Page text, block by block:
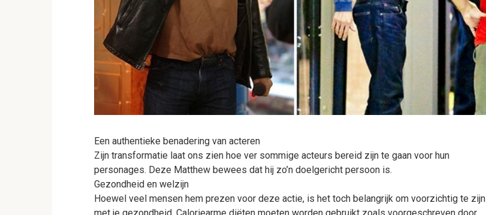
Een authentieke benadering van acteren
Zijn transformatie laat ons zien hoe ver sommige acteurs bereid zijn te gaan voor hun
personages. Deze Matthew bewees dat hij zo’n doelgericht persoon is.
Gezondheid en welzijn
Hoewel veel mensen hem prezen voor deze actie, is het toch belangrijk om voorzichtig te zijn